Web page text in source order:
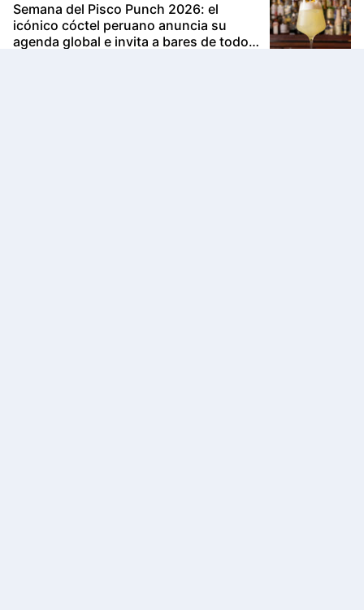
Semana del Pisco Punch 2026: el
icónico cóctel peruano anuncia su
agenda global e invita a bares de todo